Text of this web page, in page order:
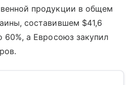
продукции в общем
составившем $41,6
60%, а Евросоюз закупил